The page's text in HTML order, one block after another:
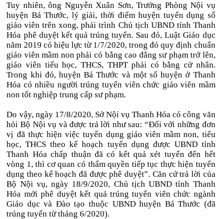
Tuy nhiên, ông Nguyễn Xuân Sơn, Trưởng Phòng Nội vụ
huyện Bá Thước, lý giải, thời điểm huyện tuyển dụng số
giáo viên trên xong, phải trình Chủ tịch UBND tỉnh Thanh
Hóa phê duyệt kết quả trúng tuyển. Sau đó, Luật Giáo dục
năm 2019 có hiệu lực từ 1/7/2020, trong đó quy định chuẩn
giáo viên mầm non phải có bằng cao đẳng sư phạm trở lên,
giáo viên tiểu học, THCS, THPT phải có bằng cử nhân.
Trong khi đó, huyện Bá Thước và một số huyện ở Thanh
Hóa có nhiều người trúng tuyển viên chức giáo viên mầm
non tốt nghiệp trung cấp sư phạm.
Do vậy, ngày 17/8/2020, Sở Nội vụ Thanh Hóa có công văn
hỏi Bộ Nội vụ và được trả lời như sau: “Đối với những đơn
vị đã thực hiện việc tuyển dụng giáo viên mầm non, tiểu
học, THCS theo kế hoạch tuyển dụng được UBND tỉnh
Thanh Hóa chấp thuận đã có kết quả xét tuyển đến hết
vòng 1, thì cơ quan có thẩm quyền tiếp tục thực hiện tuyển
dụng theo kế hoạch đã được phê duyệt”. Căn cứ trả lời của
Bộ Nội vụ, ngày 18/9/2020, Chủ tịch UBND tỉnh Thanh
Hóa mới phê duyệt kết quả trúng tuyển viên chức ngành
Giáo dục và Đào tạo thuộc UBND huyện Bá Thước (đã
trúng tuyển từ tháng 6/2020).